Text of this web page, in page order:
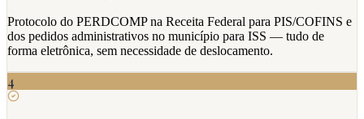
Protocolo do PERDCOMP na Receita Federal para PIS/COFINS e
dos pedidos administrativos no município para ISS — tudo de
forma eletrônica, sem necessidade de deslocamento.
4